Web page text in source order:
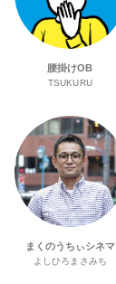
腰掛けOB
TSUKURU
まくのうちぃシネマ
よしひろまさみち